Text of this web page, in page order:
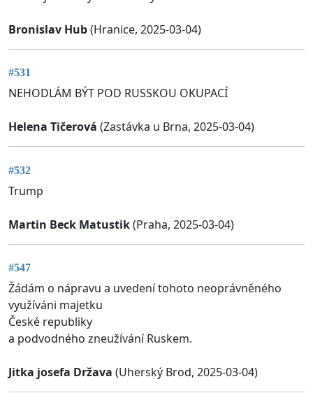
Bronislav Hub(Hranice, 2025-03-04)
#531
NEHODLÁM BÝT POD RUSSKOU OKUPACÍ
Helena Tičerová (Zastávka u Brna, 2025-03-04)
#532
Trump
Martin Beck Matustik(Praha, 2025-03-04)
#547
Žádám o nápravu a uvedení tohoto neoprávněného
využíváni majetku
České republiky
a podvodného zneužívání Ruskem.
Jitka josefa Država (Uherský Brod, 2025-03-04)